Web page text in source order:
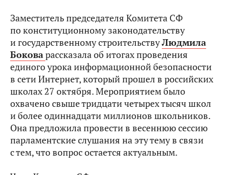
Заместитель председателя Комитета СФ
по конституционному законодательству
и государственному строительствуЛюдмила
Боковарассказала об итогах проведения
единого урока информационной безопасности
в сети Интернет, который прошел в российских
школах 27 октября. Мероприятием было
охвачено свыше тридцати четырех тысяч школ
и более одиннадцати миллионов школьников.
Она предложила провести в весеннюю сессию
парламентские слушания на эту тему в связи
с тем, что вопрос остается актуальным.